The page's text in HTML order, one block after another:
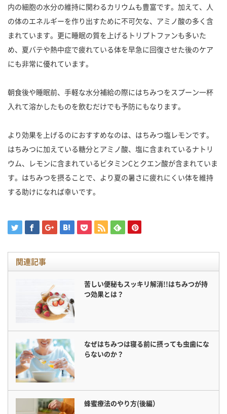
内の細胞の水分の維持に関わるカリウムも豊富です。加えて、人
の体のエネルギーを作り出すために不可欠な、アミノ酸の多く含
まれています。更に睡眠の質を上げるトリプトファンも多いた
め、夏バテや熱中症で疲れている体を早急に回復させた後のケア
にも非常に優れています。
朝食後や睡眠前、手軽な水分補給の際にはちみつをスプーン一杯
入れて溶かしたものを飲むだけでも予防にもなります。
より効果を上げるのにおすすめなのは、はちみつ塩レモンです。
はちみつに加えている糖分とアミノ酸、塩に含まれているナトリ
ウム、レモンに含まれているビタミンCとクエン酸が含まれていま
す。はちみつを摂ることで、より夏の暑さに疲れにくい体を維持
する助けになれば幸いです。
関連記事
苦しい便秘もスッキリ解消!!はちみつが持
つ効果とは？
なぜはちみつは寝る前に摂っても虫歯にな
らないのか？
蜂蜜療法のやり方(後編）